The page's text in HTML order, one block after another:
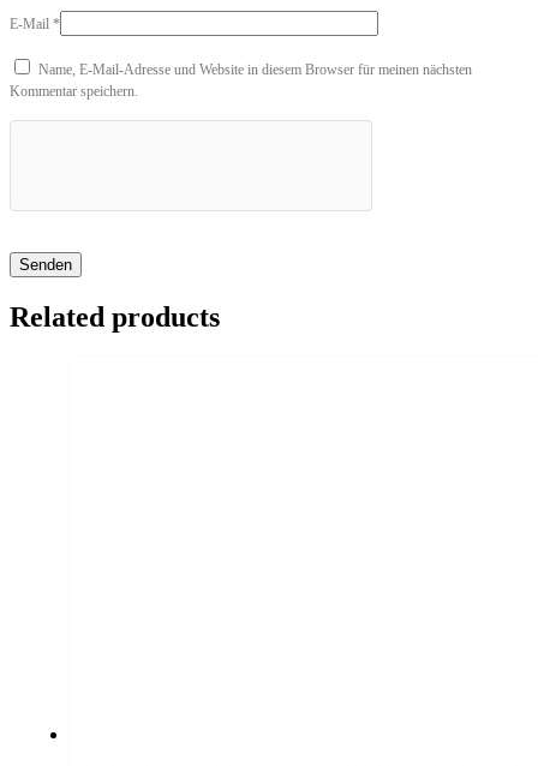
E-Mail *
Name, E-Mail-Adresse und Website in diesem Browser für meinen nächsten
Kommentar speichern.
Related products